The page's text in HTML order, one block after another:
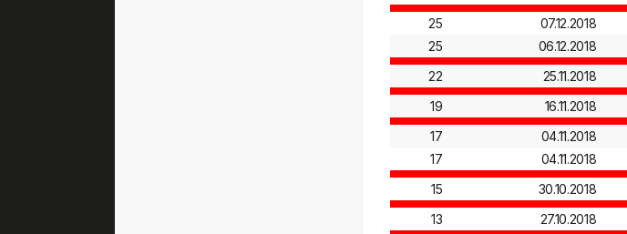
25
07.12.2018
25
06.12.2018
22
25.11.2018
19
16.11.2018
17
04.11.2018
17
04.11.2018
15
30.10.2018
13
27.10.2018